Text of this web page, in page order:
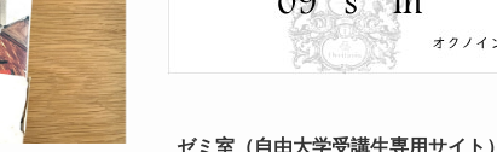
ゼミ室（自由大学受講生専用サイト）